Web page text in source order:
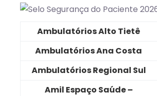
Ambulatórios Alto Tietê
Ambulatórios Ana Costa
Ambulatórios Regional Sul
Amil Espaço Saúde –